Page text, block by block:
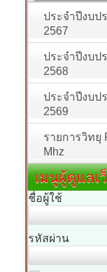
ประจำปีงบป
2567
ประจำปีงบป
2568
ประจำปีงบป
2569
รายการวิทยุ
Mhz
เมนูผู้ดูแลเ
ชื่อผู้ใช้
รหัสผ่าน